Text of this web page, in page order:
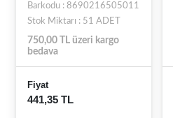
Barkodu : 8690216505011
Stok Miktarı : 51 ADET
750,00 TL üzeri kargo
bedava
Fiyat
441,35 TL